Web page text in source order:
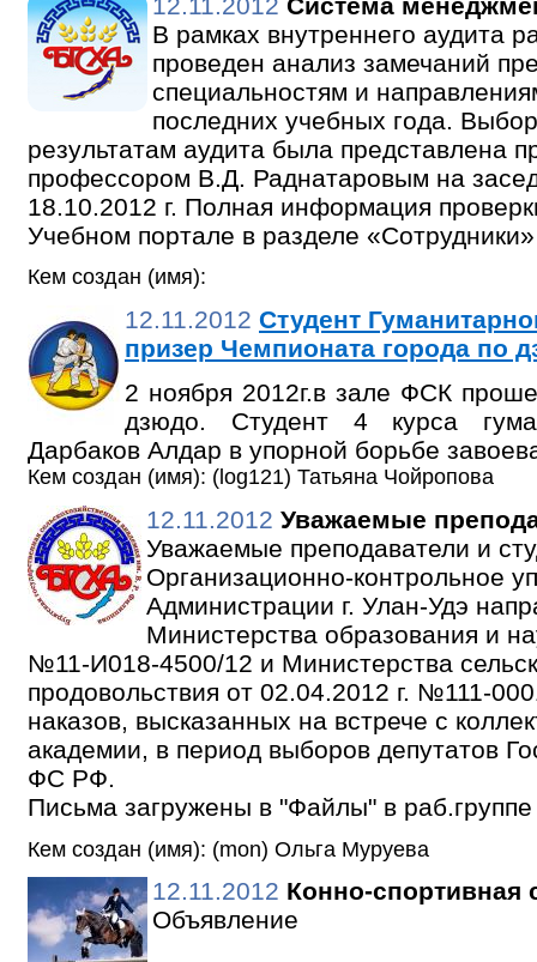
В рамках внутреннего аудита
проведен анализ замечаний
специальностям и
последних учебных года.
результатам аудита была представлена
профессором В.Д. Раднатаровым на
18.10.2012 г. Полная информация
Учебном портале в разделе
Кем создан (имя):
12.11.2012 Студент
призер Чемпионата города по
2 ноября 2012г.в зале ФСК
дзюдо. Студент 4 курса
Дарбаков Алдар в упорной борьбе
Кем создан (имя): (log121) Татьяна Чойропова
12.11.2012 Уважаемые
Уважаемые преподаватели и
Организационно-контрольное
Администрации г. Улан-Удэ
Министерства образования и
№11-И018-4500/12 и Министерства
продовольствия от 02.04.2012 г. №111-
наказов, высказанных на встрече с
академии, в период выборов депутатов
ФС РФ.
Письма загружены в "Файлы" в
Кем создан (имя): (mon) Ольга Муруева
12.11.2012 Конно-спортивная
Объявление